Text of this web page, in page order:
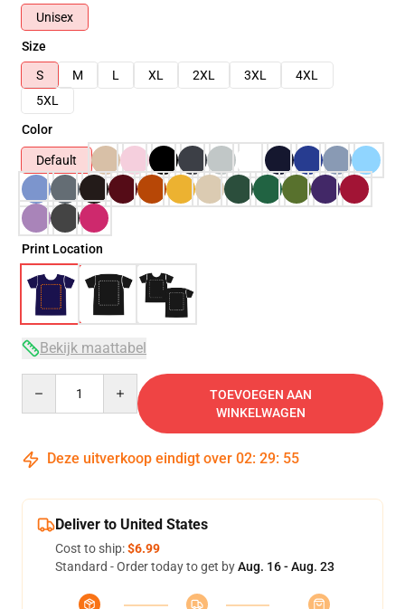
Unisex
Size
S
M L XL 2XL 3XL
4XL
5XL
Color
Default
Print Location
Bekijk maattabel
TOEVOEGEN AAN
WINKELWAGEN
Deze uitverkoop eindigt over 02: 29: 54
Deliver to United States
Cost to ship:$6.99
Standard - Order today to get byAug. 16 - Aug. 23